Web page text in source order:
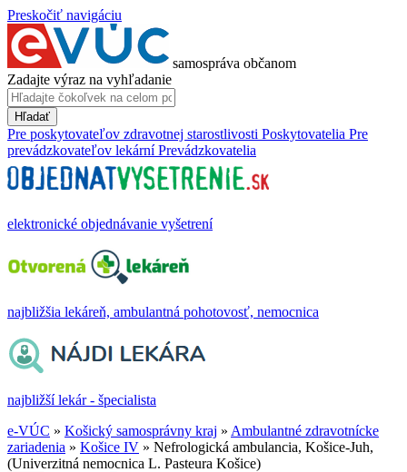
Preskočiť navigáciu
samospráva občanom
Zadajte výraz na vyhľadanie
Hľadať
Pre poskytovateľov zdravotnej starostlivosti Poskytovatelia Pre
prevádzkovateľov lekární Prevádzkovatelia
elektronické objednávanie vyšetrení
najbližšia lekáreň, ambulantná pohotovosť, nemocnica
najbližší lekár - špecialista
e-VÚC » Košický samosprávny kraj » Ambulantné zdravotnícke
zariadenia » Košice IV » Nefrologická ambulancia, Košice-Juh,
(Univerzitná nemocnica L. Pasteura Košice)